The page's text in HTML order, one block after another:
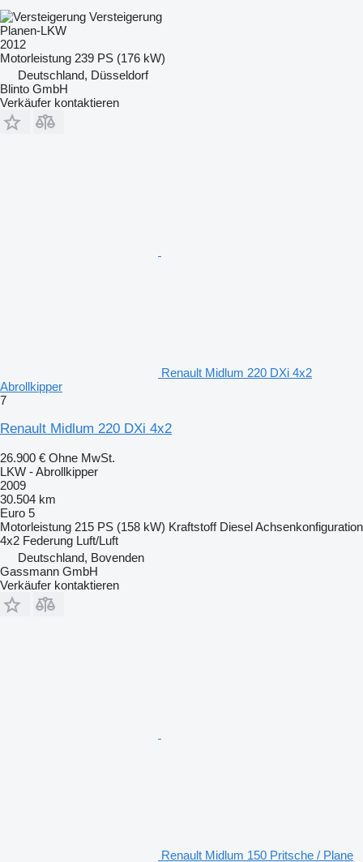
Versteigerung
Planen-LKW
2012
Motorleistung 239 PS (176 kW)
Deutschland, Düsseldorf
Blinto GmbH
Verkäufer kontaktieren
Renault Midlum 220 DXi 4x2
Abrollkipper
7
Renault Midlum 220 DXi 4x2
26.900 € Ohne MwSt.
LKW - Abrollkipper
2009
30.504 km
Euro 5
Motorleistung 215 PS (158 kW) Kraftstoff DieselAchsenkonfiguration
4x2 Federung Luft/Luft
Deutschland, Bovenden
Gassmann GmbH
Verkäufer kontaktieren
Renault Midlum 150 Pritsche / Plane